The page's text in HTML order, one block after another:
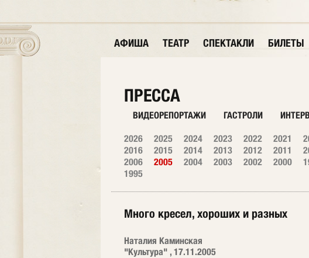
АФИША ТЕАТР СПЕКТАКЛИ БИЛЕТЫ
ПРЕССА
ВИДЕОРЕПОРТАЖИ ГАСТРОЛИ
2026 2025 2024 2023 2022 2021
2016
2015 2014 2013 2012 2011
2006
2005 2004 2003 2002 2000
1995
Много кресел, хороших и разных
Наталия Каминская
"Культура" , 17.11.2005